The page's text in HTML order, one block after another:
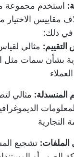
استخدم مجموعة
مقاييس
في ذلك:
مثالي
بشأن سمات مثل
المنسدلة: مثالي
التجارية
الملفات: تشجيع